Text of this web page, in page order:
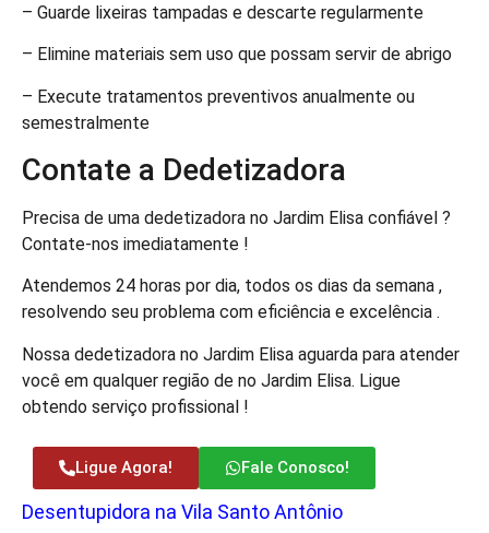
– Guarde lixeiras tampadas e descarte regularmente
– Elimine materiais sem uso que possam servir de abrigo
– Execute tratamentos preventivos anualmente ou
semestralmente
Contate a Dedetizadora
Precisa de uma dedetizadora no Jardim Elisa confiável ?
Contate-nos imediatamente !
Atendemos 24 horas por dia, todos os dias da semana ,
resolvendo seu problema com eficiência e excelência .
Nossa dedetizadora no Jardim Elisa aguarda para atender
você em qualquer região de no Jardim Elisa. Ligue
obtendo serviço profissional !
Ligue Agora! Fale Conosco!
Desentupidora na Vila Santo Antônio